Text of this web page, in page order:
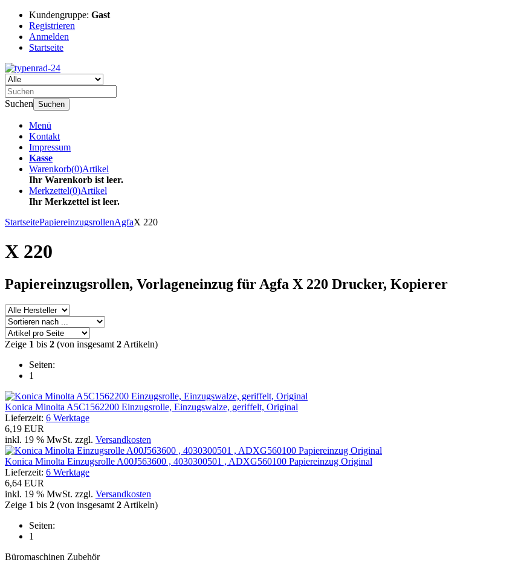
Kundengruppe: Gast
Registrieren
Anmelden
Startseite
Suchen Suchen
Menü
Kontakt
Impressum
Kasse
Warenkorb(0)Artikel
Ihr Warenkorb ist leer.
Merkzettel(0)Artikel
Ihr Merkzettel ist leer.
StartseitePapiereinzugsrollenAgfaX 220
X 220
Papiereinzugsrollen, Vorlageneinzug für Agfa X 220 Drucker, Kopierer
Zeige 1 bis 2 (von insgesamt 2 Artikeln)
Seiten:
1
Konica Minolta A5C1562200 Einzugsrolle, Einzugswalze, geriffelt, Original
Lieferzeit: 6 Werktage
6,19 EUR
inkl. 19 % MwSt. zzgl. Versandkosten
Konica Minolta Einzugsrolle A00J563600 , 4030300501 , ADXG560100 Papiereinzug Original
Lieferzeit: 6 Werktage
6,64 EUR
inkl. 19 % MwSt. zzgl. Versandkosten
Zeige 1 bis 2 (von insgesamt 2 Artikeln)
Seiten:
1
Büromaschinen Zubehör